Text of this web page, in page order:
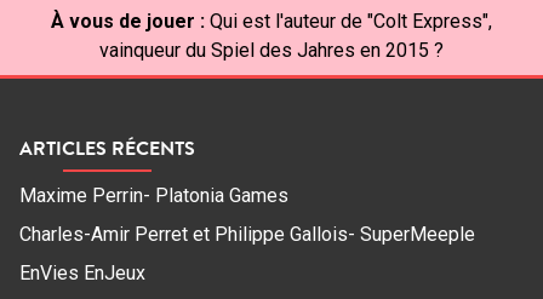
À vous de jouer : Qui est l'auteur de "Colt Express",
vainqueur du Spiel des Jahres en 2015 ?
ARTICLES RÉCENTS
Maxime Perrin- Platonia Games
Charles-Amir Perret et Philippe Gallois- SuperMeeple
EnVies EnJeux